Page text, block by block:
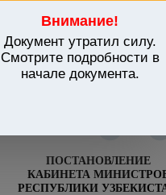
Внимание!
Документ утратил силу.
Смотрите подробности в
начале документа.
силу акты /
от 20.02.1997 г. N 92 "О
ПОСТАНОВЛЕНИЕ
КАБИНЕТА
РЕСПУБЛИКИ